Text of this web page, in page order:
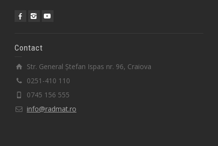
Contact
Str. General Ștefan Ispas nr. 96, Craiova
0251-410 110
0745 156 555
info@radmat.ro